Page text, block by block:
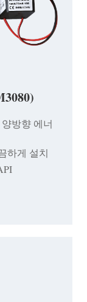
방향 에너
하게 설치